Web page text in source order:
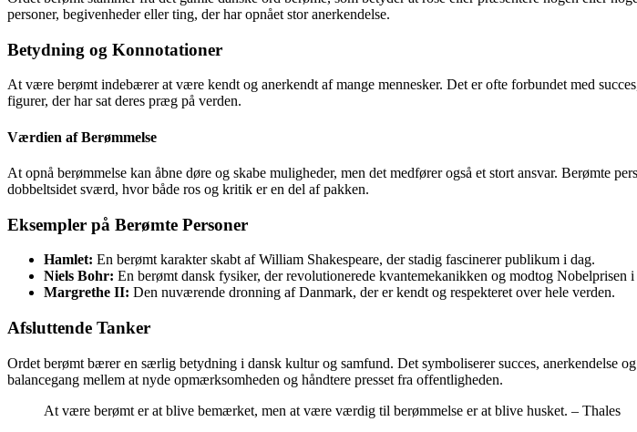
personer, begivenheder eller ting, der har opnået stor anerkendelse.
Betydning og Konnotationer
At være berømt indebærer at være kendt og anerkendt af mange mennesker. Det er ofte forbundet med
figurer, der har sat deres præg på verden.
Værdien af Berømmelse
At opnå berømmelse kan åbne døre og skabe muligheder, men det medfører også et stort ansvar. Berømte
dobbeltsidet sværd, hvor både ros og kritik er en del af pakken.
Eksempler på Berømte Personer
Hamlet: En berømt karakter skabt af William Shakespeare, der stadig fascinerer publikum i dag.
Niels Bohr: En berømt dansk fysiker, der revolutionerede kvantemekanikken og modtog Nobelprisen
Margrethe II: Den nuværende dronning af Danmark, der er kendt og respekteret over hele verden.
Afsluttende Tanker
Ordet berømt bærer en særlig betydning i dansk kultur og samfund. Det symboliserer succes, anerkendelse
balancegang mellem at nyde opmærksomheden og håndtere presset fra offentligheden.
At være berømt er at blive bemærket, men at være værdig til berømmelse er at blive husket. – Thales